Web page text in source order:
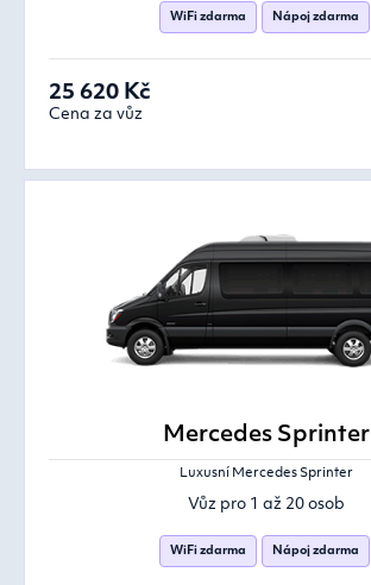
WiFi zdarma Nápoj zdarma
25 620 Kč
Cena za vůz
Mercedes Sprinter
Luxusní Mercedes Sprinter
Vůz pro 1 až 20 osob
WiFi zdarma Nápoj zdarma